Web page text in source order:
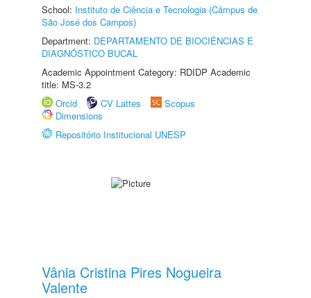
School: Instituto de Ciência e Tecnologia (Câmpus de
São José dos Campos)
Department: DEPARTAMENTO DE BIOCIÊNCIAS E
DIAGNÓSTICO BUCAL
Academic Appointment Category: RDIDP Academic
title: MS-3.2
Orcid
CV Lattes
Scopus
Dimensions
Repositório Institucional UNESP
Vânia Cristina Pires Nogueira
Valente